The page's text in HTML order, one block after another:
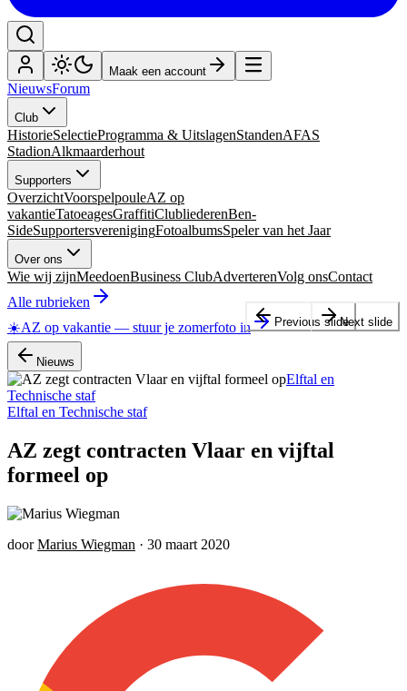
Maak een account
NieuwsForum
Club
HistorieSelectieProgramma & UitslagenStandenAFAS
StadionAlkmaarderhout
Supporters
OverzichtVoorspelpouleAZ op
vakantieTatoeagesGraffitiClubliederenBen-
SideSupportersverenigingFotoalbumsSpeler van het Jaar
Over ons
Wie wij zijnMeedoenBusiness ClubAdverterenVolg onsContact
Alle rubrieken
☀️AZ op vakantie — stuur je zomerfoto in
Nieuws
Elftal en
Technische staf
Elftal en Technische staf
AZ zegt contracten Vlaar en vijftal
formeel op
door Marius Wiegman · 30 maart 2020
Previous slideNext slide